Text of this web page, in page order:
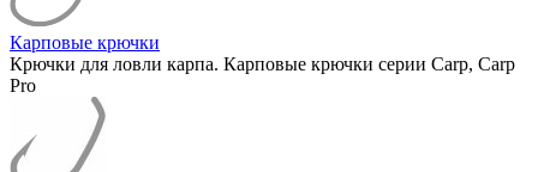
Карповые крючки
Крючки для ловли карпа. Карповые крючки серии Carp, Carp
Pro